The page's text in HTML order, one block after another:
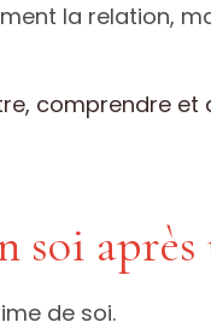
la relation,
comprendre et
soi
de soi.